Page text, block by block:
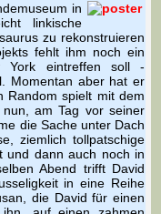
in
linkische
zu rekonstruieren
fehlt ihm noch ein
York eintreffen soll -
Momentan aber hat er
Random spielt mit dem
am Tag vor seiner
die Sache unter Dach
ziemlich tollpatschige
und dann auch noch in
Abend trifft David
in eine Reihe
die David für einen